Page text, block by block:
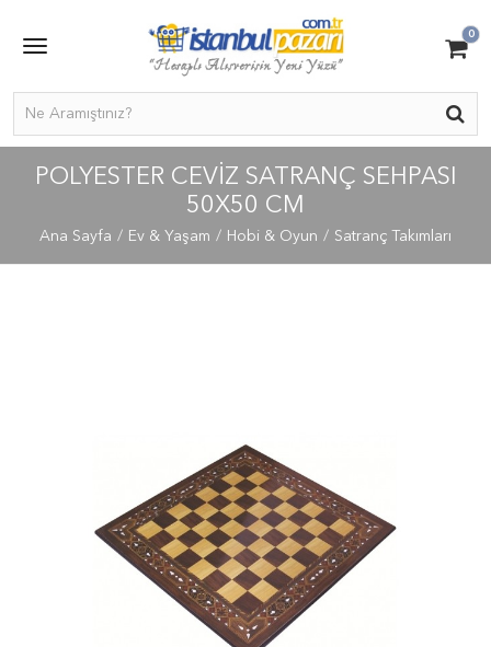
0
POLYESTER CEVIZ SATRANÇ SEHPASI
50X50 CM
Ana Sayfa Ev & Yaşam Hobi & Oyun Satranç Takımları